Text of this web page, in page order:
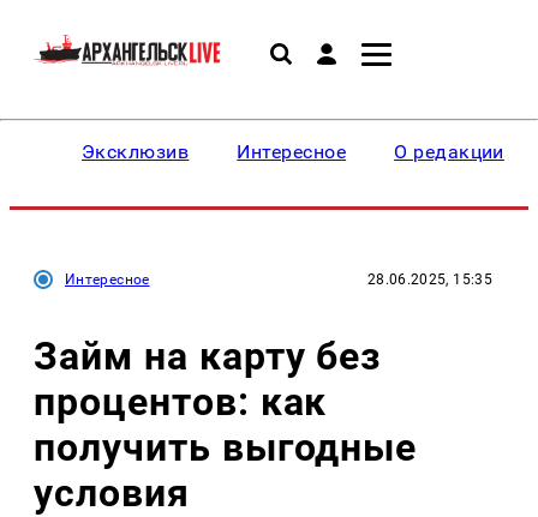
Эксклюзив Интересное О редакции
Интересное 28.06.2025, 15:35
Займ на карту без
процентов: как
получить выгодные
условия